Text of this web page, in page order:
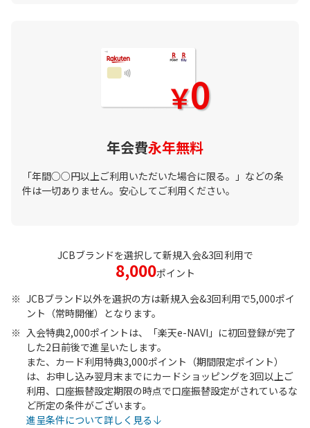
年会費永年無料
「年間○○円以上ご利用いただいた場合に限る。」などの条
件は一切ありません。安心してご利用ください。
JCBブランドを選択して新規入会&3回利用で
8,000ポイント
JCBブランド以外を選択の方は新規入会&3回利用で5,000ポイ
ント（常時開催）となります。
入会特典2,000ポイントは、「楽天e-NAVI」に初回登録が完了
した2日前後で進呈いたします。
また、カード利用特典3,000ポイント（期間限定ポイント）
は、お申し込み翌月末までにカードショッピングを3回以上ご
利用、口座振替設定期限の時点で口座振替設定がされているな
ど所定の条件がございます。
進呈条件について詳しく見る